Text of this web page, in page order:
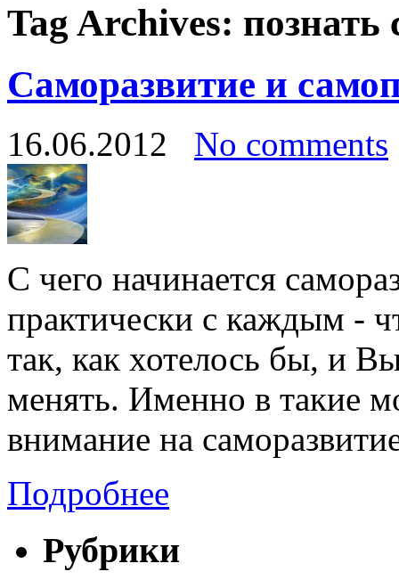
Tag Archives: познать
Саморазвитие и
16.06.2012 No comments
С чего начинается
практически с каждым -
так, как хотелось бы, и
менять. Именно в такие
внимание на
Подробнее
Рубрики